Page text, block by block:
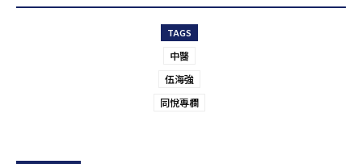
TAGS
中醫
伍海強
同悅專欄